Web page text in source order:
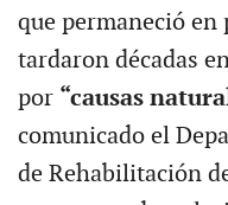
que permaneció
tardaron décadas
por “causas
comunicado el
de Rehabilitación